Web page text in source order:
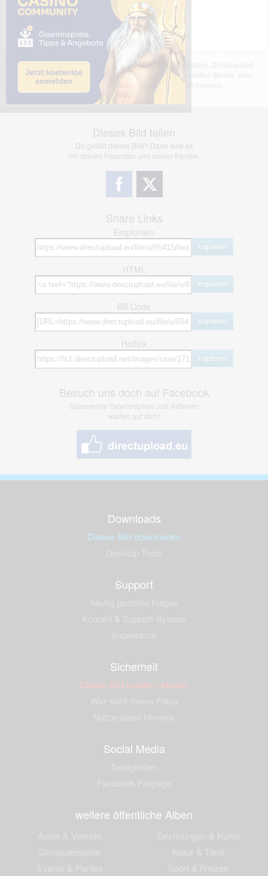
Das dargestellte Bild wurde von einem Nutzer hochgeladen. Directupload
übernimmt keinerlei Haftung für den Inhalt des dargestellten Bildes, wird
jedoch bei Verstößen nach §2(3) unserer AGB handeln.
Dieses Bild teilen
Dir gefällt dieses Bild? Dann teile es
mit deinen Freunden und deiner Familie.
Share Links
Empfohlen
kopieren
HTML
kopieren
BB Code
kopieren
Hotlink
kopieren
Besuch uns doch auf Facebook
Spannende Gewinnspiele und Aktionen
warten auf dich!
Downloads
Dieses Bild downloaden
Support
Sicherheit
Dieses Bild melden (Abuse)
Social Media
weitere öffentliche Alben